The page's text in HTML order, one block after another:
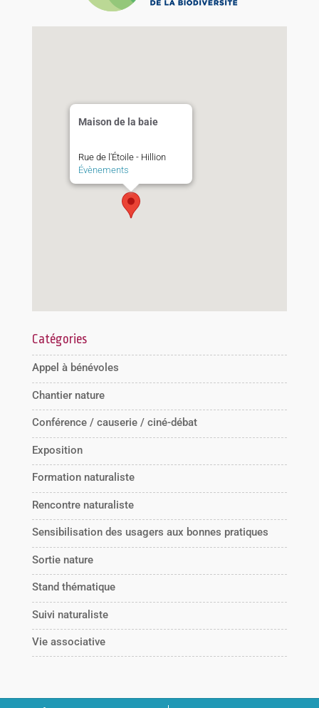
Maison de la baie
Rue de l'Étoile - Hillion
Évènements
Catégories
Appel à bénévoles
Chantier nature
Conférence / causerie / ciné-débat
Exposition
Formation naturaliste
Rencontre naturaliste
Sensibilisation des usagers aux bonnes pratiques
Sortie nature
Stand thématique
Suivi naturaliste
Vie associative